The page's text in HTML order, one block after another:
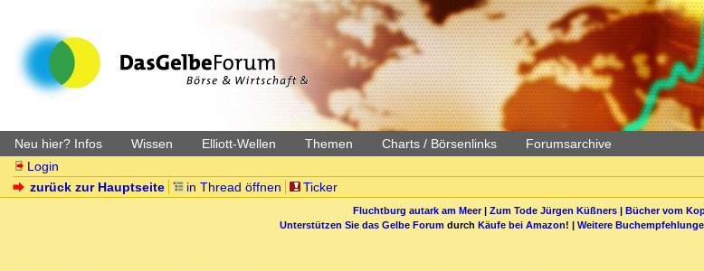
Neu hier? Infos Wissen Elliott-Wellen Themen Charts / Börsenlinks Forumsarchive
Login
zurück zur Hauptseite
in Thread öffnen Ticker
Fluchtburg autark am Meer| Zum Tode Jürgen Küßners| Bücher vom
Unterstützen Sie das Gelbe Forum durch Käufe bei Amazon! | Weitere